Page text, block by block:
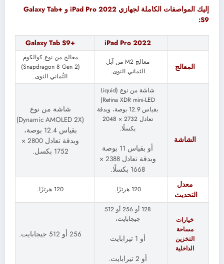
إليك المواصفات الكاملة لجهازي iPad Pro 2022 و +Galaxy Tab
S9:
iPad Pro 2022
+Galaxy Tab S9
المعالج
معالج M2 من آبل
الثماني النوى.
معالج من نوع كوالكوم
(Snapdragon 8 Gen 2)
الثُماني النوى.
الشاشة
شاشة من نوع (Liquid
Retina XDR mini-LED)
بقياس 12.9 بوصة، وبدقة
تعادل 2732 × 2048
بكسلًا.
أو بقياس 11 بوصة
وبدقة تعادل 2388 ×
1668 بكسلًا.
شاشة من نوع
(
Dynamic AMOLED 2X
)
بقياس 12.4 بوصة،
وبدقة تعادل 2800 ×
1752 بكسل.
معدل
التحديث
120 هرتزًا. 120 هرتزًا.
خيارات
مساحة
التخزين
الداخلية
128 أو 256 أو 512
جيجابايت،
أو 1 تيرابايت
أو 2 تيرابايت.
256 أو 512 جيجابايت.